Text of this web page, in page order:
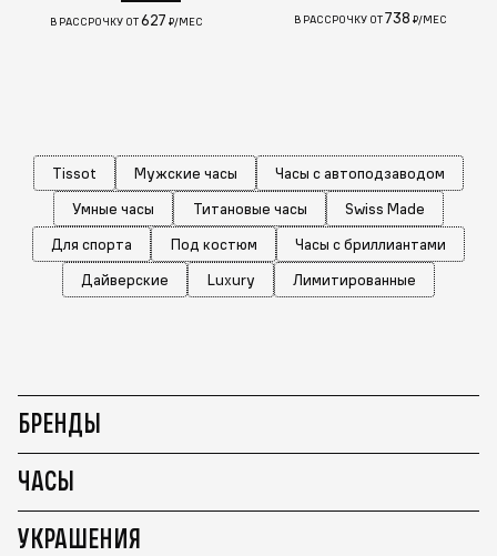
В РАССРОЧКУ ОТ627 ₽/МЕС В РАССРОЧКУ ОТ738 ₽/МЕС
Tissot Мужские часы
Часы с автоподзаводом
Умные часы
Титановые часы
Swiss Made
Для спорта
Под костюм
Часы с бриллиантами
Дайверские
Luxury Лимитированные
БРЕНДЫ
ЧАСЫ
УКРАШЕНИЯ